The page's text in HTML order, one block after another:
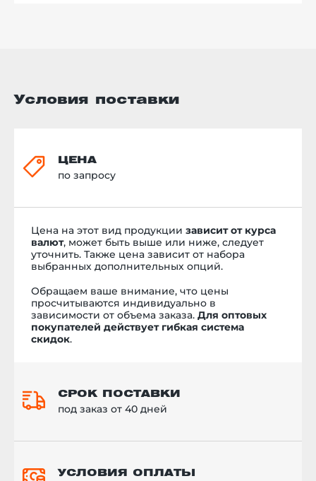
Условия поставки
ЦЕНА
по запросу
Цена на этот вид продукции зависит от курса
валют, может быть выше или ниже, следует
уточнить. Также цена зависит от набора
выбранных дополнительных опций.
Обращаем ваше внимание, что цены
просчитываются индивидуально в
зависимости от объема заказа. Для оптовых
покупателей действует гибкая система
скидок.
СРОК ПОСТАВКИ
под заказ от 40 дней
УСЛОВИЯ ОПЛАТЫ